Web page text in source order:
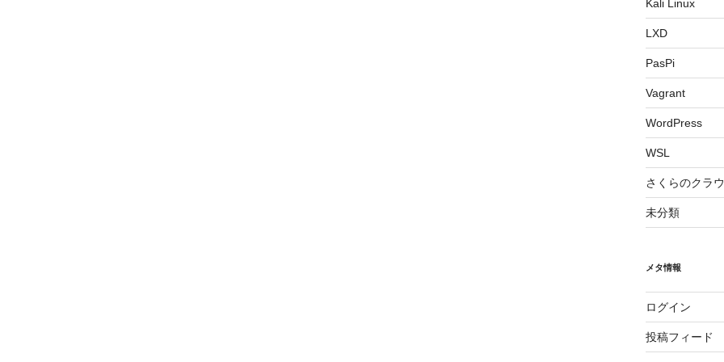
Kali Linux
LXD
PasPi
Vagrant
WordPress
WSL
さくらのクラ
未分類
メタ情報
ログイン
投稿フィード